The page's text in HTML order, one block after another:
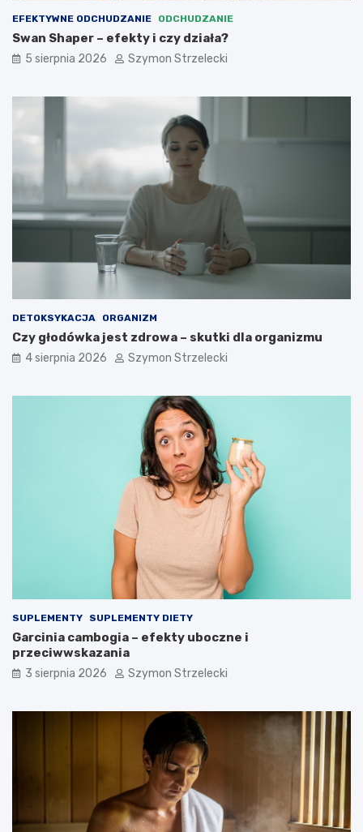
EFEKTYWNE ODCHUDZANIE ODCHUDZANIE
Swan Shaper – efekty i czy działa?
5 sierpnia 2026 Szymon Strzelecki
DETOKSYKACJA ORGANIZM
Czy głodówka jest zdrowa – skutki dla organizmu
4 sierpnia 2026 Szymon Strzelecki
SUPLEMENTY SUPLEMENTY DIETY
Garcinia cambogia – efekty uboczne i
przeciwwskazania
3 sierpnia 2026 Szymon Strzelecki